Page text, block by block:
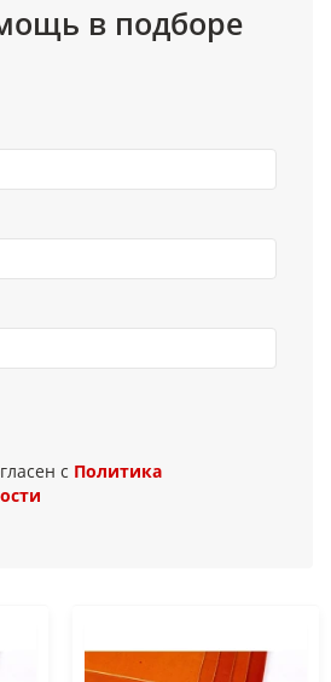
в подборе
с Политика